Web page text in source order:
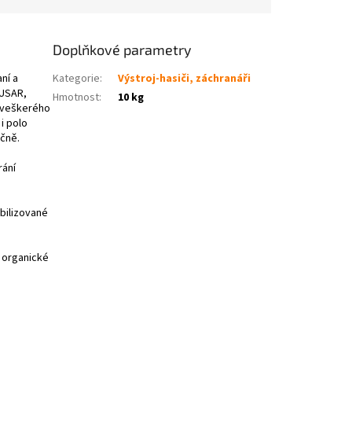
a
polo
Doplňkové parametry
Kategorie:
Výstroj-hasiči, záchranáři
Hmotnost: 10 kg